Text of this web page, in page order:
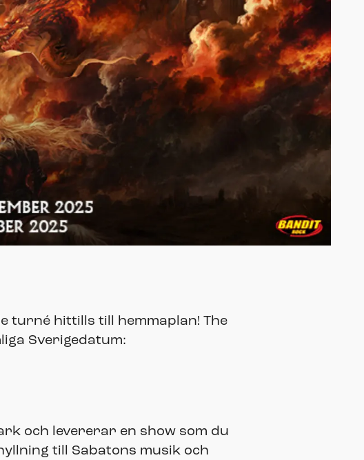
turné hittills till hemmaplan! The
Sverigedatum:
och levererar en show som du
till Sabatons musik och